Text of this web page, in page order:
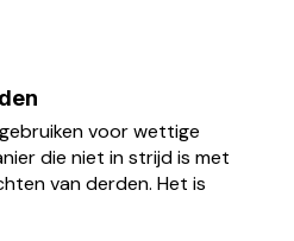
voor wettige
die niet in strijd is met
van derden. Het is